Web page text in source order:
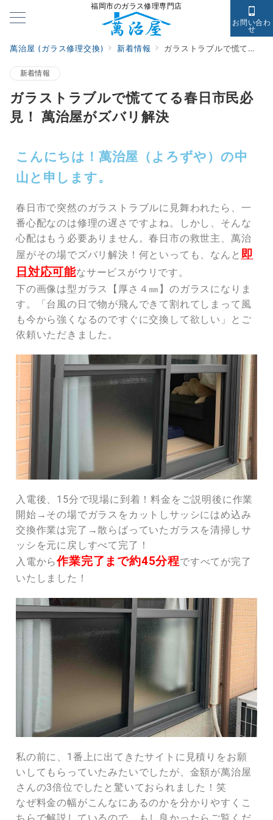
福岡市のガラス修理専門店
お問い合わ
せ
萬治屋 (ガラス修理交換) 新着情報 ガラストラブルで慌ててる春日市民必見！ 萬治屋がズバリ解決
新着情報
ガラストラブルで慌ててる春日市民必
見！ 萬治屋がズバリ解決
こんにちは！萬治屋（よろずや）の中
山と申します。
春日市で突然のガラストラブルに見舞われたら、一
番心配なのは修理の遅さですよね。しかし、そんな
心配はもう必要ありません。春日市の救世主、萬治
屋がその場でズバリ解決！何といっても、なんと 即
日対応可能なサービスがウリです。
下の画像は型ガラス【厚さ４㎜】のガラスになりま
す。「台風の日で物が飛んできて割れてしまって風
も今から強くなるのですぐに交換して欲しい」とご
依頼いただきました。
入電後、15分で現場に到着！料金をご説明後に作業
開始→その場でガラスをカットしサッシにはめ込み
交換作業は完了→散らばっていたガラスを清掃しサ
ッシを元に戻しすべて完了！
入電から作業完了まで約45分程ですべてが完了
いたしました！
私の前に、1番上に出てきたサイトに見積りをお願
いしてもらっていたみたいでしたが、金額が萬治屋
さんの3倍位でしたと驚いておられました！笑
なぜ料金の幅がこんなにあるのかを分かりやすくこ